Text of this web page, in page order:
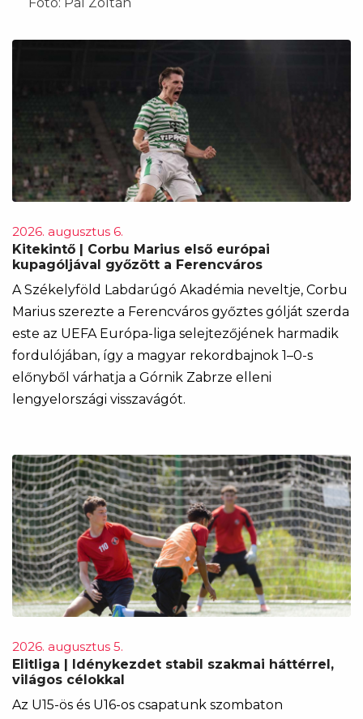
2026. augusztus 6.
Kitekintő | Corbu Marius első európai
kupagóljával győzött a Ferencváros
A Székelyföld Labdarúgó Akadémia neveltje, Corbu
Marius szerezte a Ferencváros győztes gólját szerda
este az UEFA Európa-liga selejtezőjének harmadik
fordulójában, így a magyar rekordbajnok 1–0-s
előnyből várhatja a Górnik Zabrze elleni
lengyelországi visszavágót.
2026. augusztus 5.
Elitliga | Idénykezdet stabil szakmai háttérrel,
világos célokkal
Az U15-ös és U16-os csapatunk szombaton